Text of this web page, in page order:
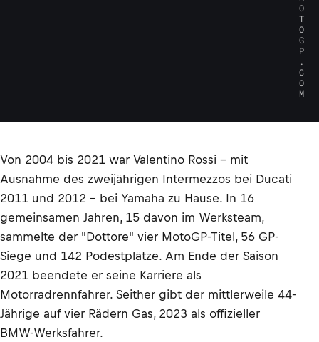
O
T
O
G
P
.
C
O
M
Von 2004 bis 2021 war Valentino Rossi – mit
Ausnahme des zweijährigen Intermezzos bei Ducati
2011 und 2012 – bei Yamaha zu Hause. In 16
gemeinsamen Jahren, 15 davon im Werksteam,
sammelte der "Dottore" vier MotoGP-Titel, 56 GP-
Siege und 142 Podestplätze. Am Ende der Saison
2021 beendete er seine Karriere als
Motorradrennfahrer. Seither gibt der mittlerweile 44-
Jährige auf vier Rädern Gas, 2023 als offizieller
BMW-Werksfahrer.